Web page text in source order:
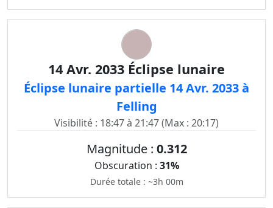
14 Avr. 2033 Éclipse lunaire
Éclipse lunaire partielle 14 Avr. 2033 à
Felling
Visibilité : 18:47 à 21:47 (Max : 20:17)
Magnitude : 0.312
Obscuration : 31%
Durée totale : ~3h 00m